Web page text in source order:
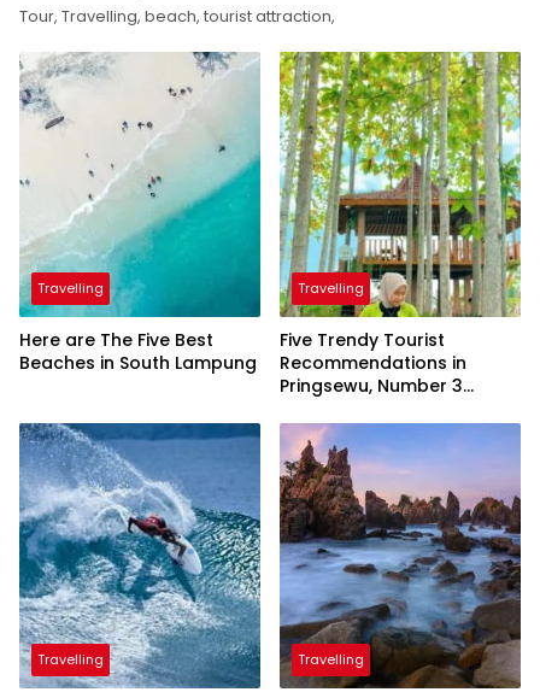
Tour, Travelling, beach, tourist attraction,
Travelling
Here are The Five Best
Beaches in South Lampung
Travelling
Five Trendy Tourist
Recommendations in
Pringsewu, Number 3
President
Travelling Travelling